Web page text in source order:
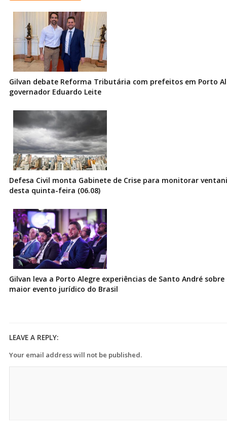
Gilvan debate Reforma Tributária com prefeitos em Porto
governador Eduardo Leite
Defesa Civil monta Gabinete de Crise para monitorar
desta quinta-feira (06.08)
Gilvan leva a Porto Alegre experiências de Santo André
maior evento jurídico do Brasil
LEAVE A REPLY:
Your email address will not be published.